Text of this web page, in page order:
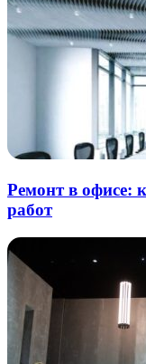
Ремонт в офисе:
работ